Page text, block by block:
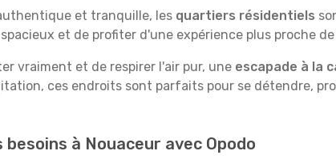
et tranquille, les quartiers résidentiels
et de profiter d'une expérience plus proche
vraiment et de respirer l'air pur, une escapade à la
ces endroits sont parfaits pour se détendre,
à Nouaceur avec Opodo